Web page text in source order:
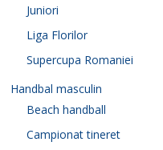
Juniori
Liga Florilor
Supercupa Romaniei
Handbal masculin
Beach handball
Campionat tineret